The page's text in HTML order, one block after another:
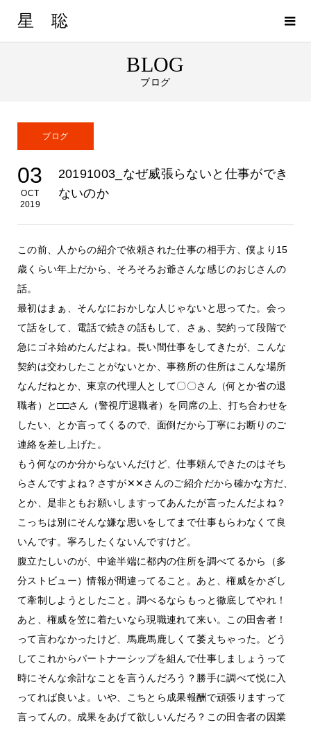
星 聡
BLOG
ブログ
ブログ
03
OCT
2019
20191003_なぜ威張らないと仕事ができ
ないのか
この前、人からの紹介で依頼された仕事の相手方、僕より15
歳くらい年上だから、そろそろお爺さんな感じのおじさんの
話。
最初はまぁ、そんなにおかしな人じゃないと思ってた。会っ
て話をして、電話で続きの話もして、さぁ、契約って段階で
急にゴネ始めたんだよね。長い間仕事をしてきたが、こんな
契約は交わしたことがないとか、事務所の住所はこんな場所
なんだねとか、東京の代理人として〇〇さん（何とか省の退
職者）と□□さん（警視庁退職者）を同席の上、打ち合わせを
したい、とか言ってくるので、面倒だから丁寧にお断りのご
連絡を差し上げた。
もう何なのか分からないんだけど、仕事頼んできたのはそち
らさんですよね？さすが✕✕さんのご紹介だから確かな方だ、
とか、是非ともお願いしますってあんたが言ったんだよね？
こっちは別にそんな嫌な思いをしてまで仕事もらわなくて良
いんです。寧ろしたくないんですけど。
腹立たしいのが、中途半端に都内の住所を調べてるから（多
分ストビュー）情報が間違ってること。あと、権威をかざし
て牽制しようとしたこと。調べるならもっと徹底してやれ！
あと、権威を笠に着たいなら現職連れて来い。この田舎者！
って言わなかったけど、馬鹿馬鹿しくて萎えちゃった。どう
してこれからパートナーシップを組んで仕事しましょうって
時にそんな余計なことを言うんだろう？勝手に調べて悦に入
ってれば良いよ。いや、こちとら成果報酬で頑張りますって
言ってんの。成果をあげて欲しいんだろ？この田舎者の因業